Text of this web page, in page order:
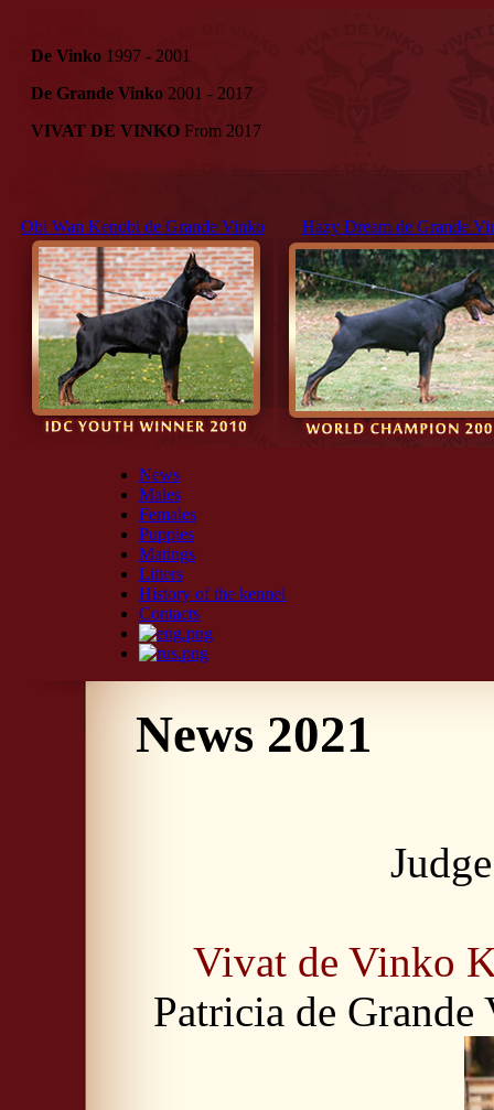
De Vinko 1997 - 2001
De Grande Vinko 2001 - 2017
VIVAT DE VINKO From 2017
Obi Wan Kenobi de Grande Vinko Hazy Dream de Grande
News
Males
Females
Puppies
Matings
Litters
History of the kennel
Contacts
News 2021
Vivat de Vinko
Patricia de